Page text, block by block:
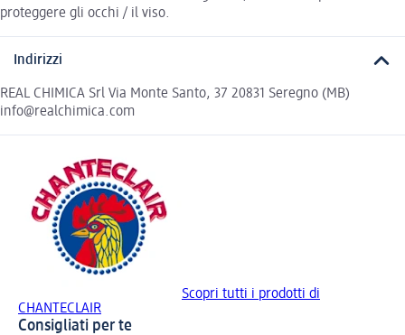
proteggere gli occhi / il viso.
Indirizzi
REAL CHIMICA Srl Via Monte Santo, 37 20831 Seregno (MB)
info@realchimica.com
Scopri tutti i prodotti di
CHANTECLAIR
Consigliati per te